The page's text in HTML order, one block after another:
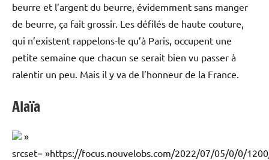
beurre et l’argent du beurre, évidemment sans manger
de beurre, ça fait grossir. Les défilés de haute couture,
qui n’existent rappelons-le qu’à Paris, occupent une
petite semaine que chacun se serait bien vu passer à
ralentir un peu. Mais il y va de l’honneur de la France.
Alaïa
»
srcset= »https://focus.nouvelobs.com/2022/07/05/0/0/